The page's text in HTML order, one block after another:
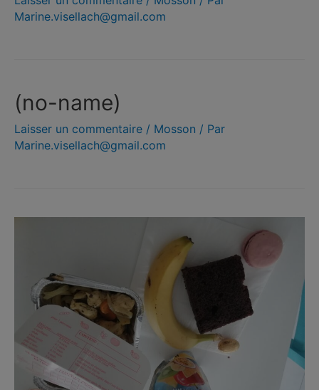
Marine.visellach@gmail.com
(no-name)
Laisser un commentaire / Mosson / Par
Marine.visellach@gmail.com